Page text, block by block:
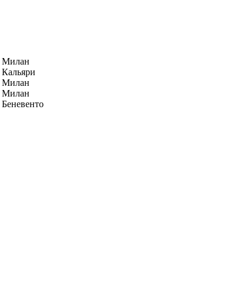
Милан
Кальяри
Милан
Милан
Беневенто